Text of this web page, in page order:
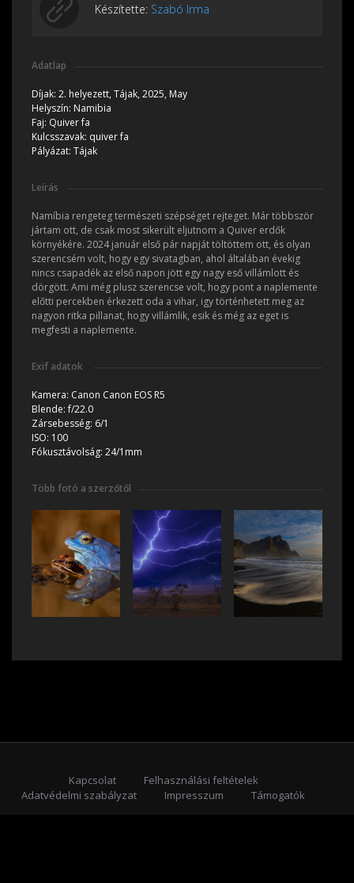
Készítette: Szabó Irma
Adatlap
Díjak: 2. helyezett, Tájak, 2025, May
Helyszín: Namibia
Faj: Quiver fa
Kulcsszavak: quiver fa
Pályázat: Tájak
Leírás
Namíbia rengeteg természeti szépséget rejteget. Már többször
jártam ott, de csak most sikerült eljutnom a Quiver erdők
környékére. 2024 január első pár napját töltöttem ott, és olyan
szerencsém volt, hogy egy sivatagban, ahol általában évekig
nincs csapadék az első napon jött egy nagy eső villámlott és
dörgött. Ami még plusz szerencse volt, hogy pont a naplemente
előtti percekben érkezett oda a vihar, igy történhetett meg az
nagyon ritka pillanat, hogy villámlik, esik és még az eget is
megfesti a naplemente.
Exif adatok
Kamera: Canon Canon EOS R5
Blende:f/22.0
Zársebesség: 6/1
ISO: 100
Fókusztávolság: 24/1mm
Több fotó a szerzőtől
Kapcsolat
Felhasználási feltételek
Adatvédelmi szabályzat
Impresszum
Támogatók